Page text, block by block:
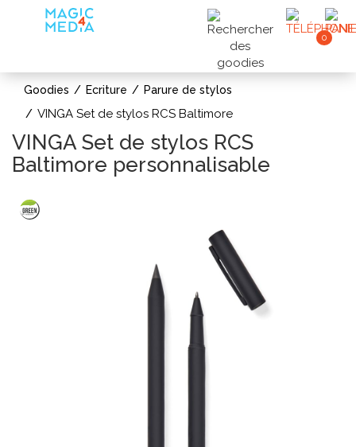
0
Goodies Ecriture Parure de stylos
VINGA Set de stylos RCS Baltimore
VINGA Set de stylos RCS
Baltimore personnalisable